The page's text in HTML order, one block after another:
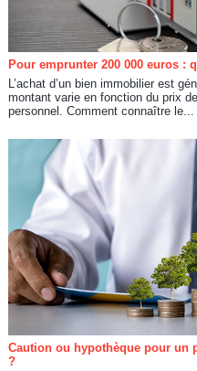
Pour emprunter 200 000 euros :
L’achat d’un bien immobilier est
montant varie en fonction du prix
personnel. Comment connaître le...
Caution ou hypothèque pour
?